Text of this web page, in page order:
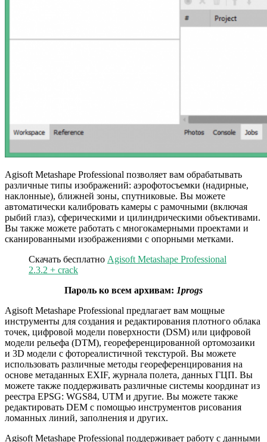
Agisoft Metashape Professional позволяет вам обрабатывать
различные типы изображений: аэрофотосъемки (надирные,
наклонные), ближней зоны, спутниковые. Вы можете
автоматически калибровать камеры с рамочными (включая
рыбий глаз), сферическими и цилиндрическими объективами.
Вы также можете работать с многокамерными проектами и
сканированными изображениями с опорными метками.
Скачать бесплатно Agisoft Metashape Professional
2.3.2 + crack
Пароль ко всем архивам: 1progs
Agisoft Metashape Professional предлагает вам мощные
инструменты для создания и редактирования плотного облака
точек, цифровой модели поверхности (DSM) или цифровой
модели рельефа (DTM), геореференцированной ортомозаики
и 3D модели с фотореалистичной текстурой. Вы можете
использовать различные методы геореференцирования на
основе метаданных EXIF, журнала полета, данных ГЦП. Вы
можете также поддерживать различные системы координат из
реестра EPSG: WGS84, UTM и другие. Вы можете также
редактировать DEM с помощью инструментов рисования
ломанных линий, заполнения и других.
Agisoft Metashape Professional поддерживает работу с данными